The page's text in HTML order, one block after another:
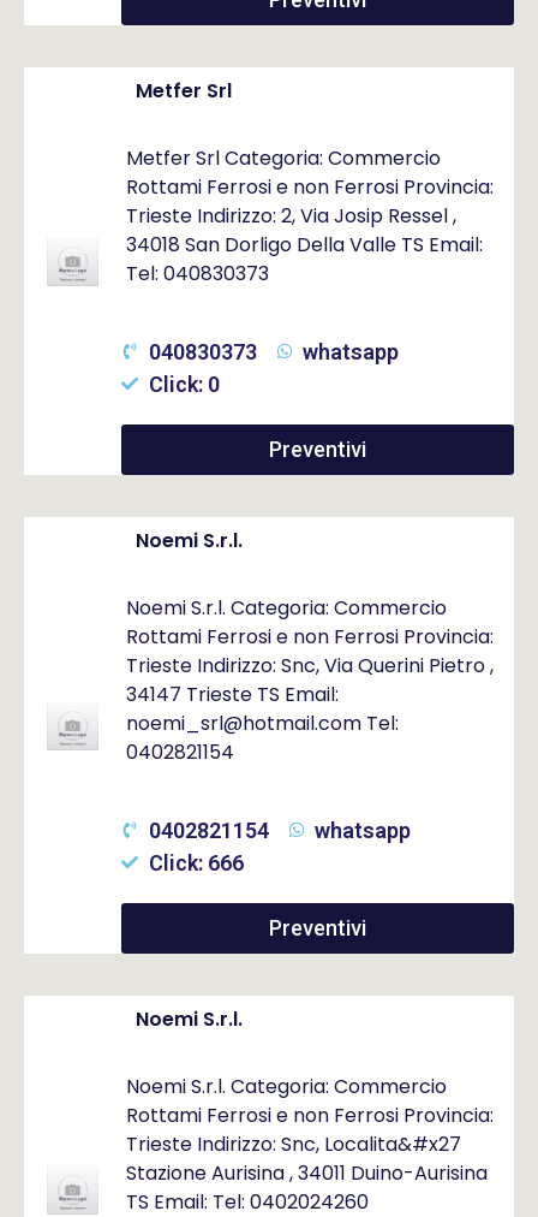
Metfer Srl
Metfer Srl Categoria: Commercio
Rottami Ferrosi e non Ferrosi Provincia:
Trieste Indirizzo: 2, Via Josip Ressel ,
34018 San Dorligo Della Valle TS Email:
Tel: 040830373
040830373
whatsapp
Click: 0
Preventivi
Noemi S.r.l.
Noemi S.r.l. Categoria: Commercio
Rottami Ferrosi e non Ferrosi Provincia:
Trieste Indirizzo: Snc, Via Querini Pietro ,
34147 Trieste TS Email:
noemi_srl@hotmail.com Tel:
0402821154
0402821154
whatsapp
Click: 666
Preventivi
Noemi S.r.l.
Noemi S.r.l. Categoria: Commercio
Rottami Ferrosi e non Ferrosi Provincia:
Trieste Indirizzo: Snc, Localita&#x27
Stazione Aurisina , 34011 Duino-Aurisina
TS Email: Tel: 0402024260